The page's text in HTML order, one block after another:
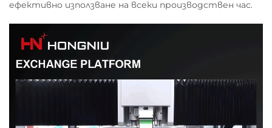
ефективно използване на всеки производствен час.